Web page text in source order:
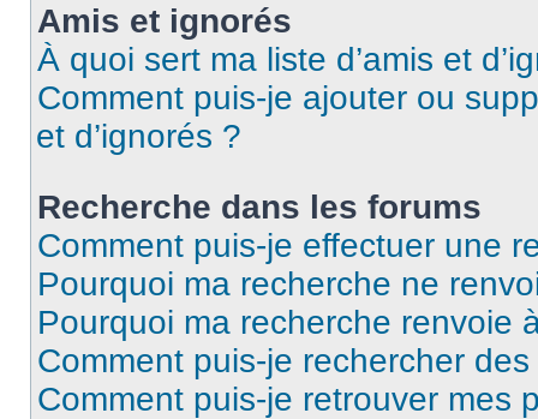
Amis et ignorés
À quoi sert ma liste d’amis et
Comment puis-je ajouter ou
et d’ignorés ?
Recherche dans les forums
Comment puis-je effectuer une
Pourquoi ma recherche ne
Pourquoi ma recherche renvoie
Comment puis-je rechercher
Comment puis-je retrouver mes